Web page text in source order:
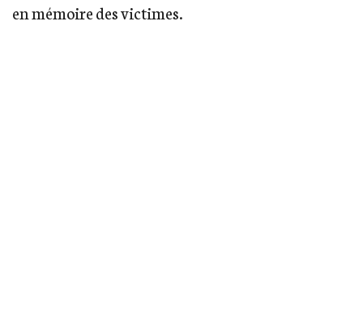
en mémoire des victimes.